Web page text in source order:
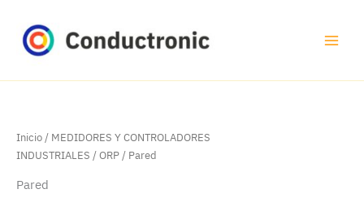
contenido
Inicio/ MEDIDORES Y CONTROLADORES
INDUSTRIALES /ORP/ Pared
Pared